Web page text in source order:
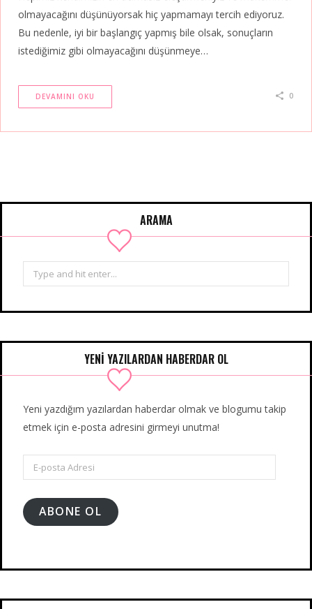
olmayacağını düşünüyorsak hiç yapmamayı tercih ediyoruz.
Bu nedenle, iyi bir başlangıç yapmış bile olsak, sonuçların
istediğimiz gibi olmayacağını düşünmeye…
DEVAMINI OKU 0
ARAMA
Search
for:
YENİ YAZILARDAN HABERDAR OL
Yeni yazdığım yazılardan haberdar olmak ve blogumu takip
etmek için e-posta adresini girmeyi unutma!
posta
Adresi
ABONE OL